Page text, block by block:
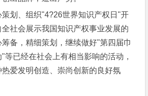
、组织"4?26世界知识产权日"开
社会展示我国知识产权事业发展的
备，精细策划，继续做好"第四届巾
等已经在社会上有相当影响的活动，
爱发明创造、崇尚创新的良好氛